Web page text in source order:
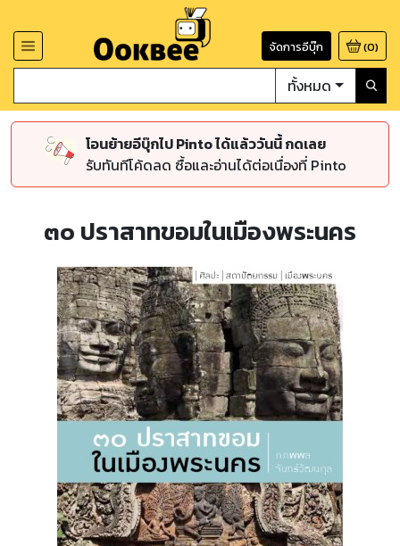
จัดการอีบุ๊ก (0)
ทั้งหมด
โอนย้ายอีบุ๊กไป Pinto ได้แล้ววันนี้ กดเลย
รับทันทีโค้ดลด ซื้อและอ่านได้ต่อเนื่องที่ Pinto
๓๐ ปราสาทขอมในเมืองพระนคร